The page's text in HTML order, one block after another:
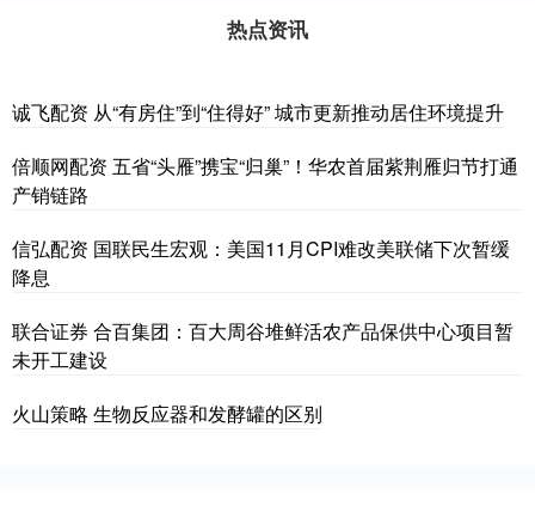
热点资讯
诚飞配资 从“有房住”到“住得好” 城市更新推动居住环境提升
倍顺网配资 五省“头雁”携宝“归巢”！华农首届紫荆雁归节打通
产销链路
信弘配资 国联民生宏观：美国11月CPI难改美联储下次暂缓
降息
联合证券 合百集团：百大周谷堆鲜活农产品保供中心项目暂
未开工建设
火山策略 生物反应器和发酵罐的区别